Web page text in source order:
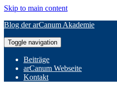
Skip to main content
Blog der arCanum Akademie
Toggle navigation
Beiträge
arCanum Webseite
Kontakt